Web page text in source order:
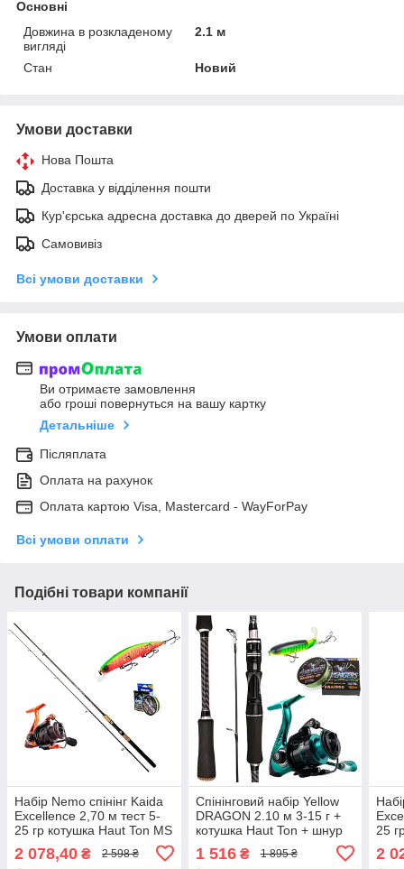
Основні
Довжина в розкладеному
вигляді
2.1 м
Стан Новий
Умови доставки
Нова Пошта
Доставка у відділення пошти
Кур'єрська адресна доставка до дверей по Україні
Самовивіз
Всі умови доставки
Умови оплати
Ви отримаєте замовлення
або гроші повернуться на вашу картку
Детальніше
Післяплата
Оплата на рахунок
Оплата картою Visa, Mastercard - WayForPay
Всі умови оплати
Подібні товари компанії
Набір Nemo спінінг Kaida
Excellence 2,70 м тест 5-
25 гр котушка Haut Ton MS
7+1bb Шнур 150 м Воблер
13см
2 078,40 ₴ 2 598 ₴
Спінінговий набір Yellow
DRAGON 2.10 м 3-15 г +
котушка Haut Ton + шнур
Diwa + Whopper Plopper
1 516₴ 1 895 ₴
25
2